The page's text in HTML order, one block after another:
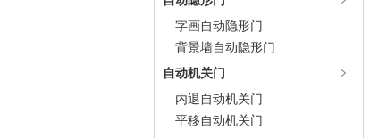
字画自动隐形门
背景墙自动隐形门
自动机关门
内退自动机关门
平移自动机关门